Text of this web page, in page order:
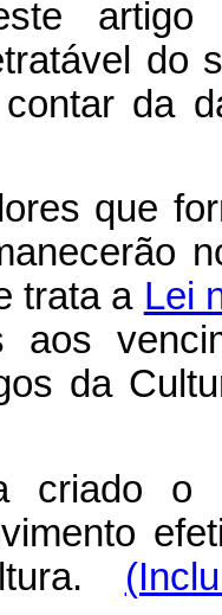
artigo
do
da
que
trata a Lei
aos
da
criado o